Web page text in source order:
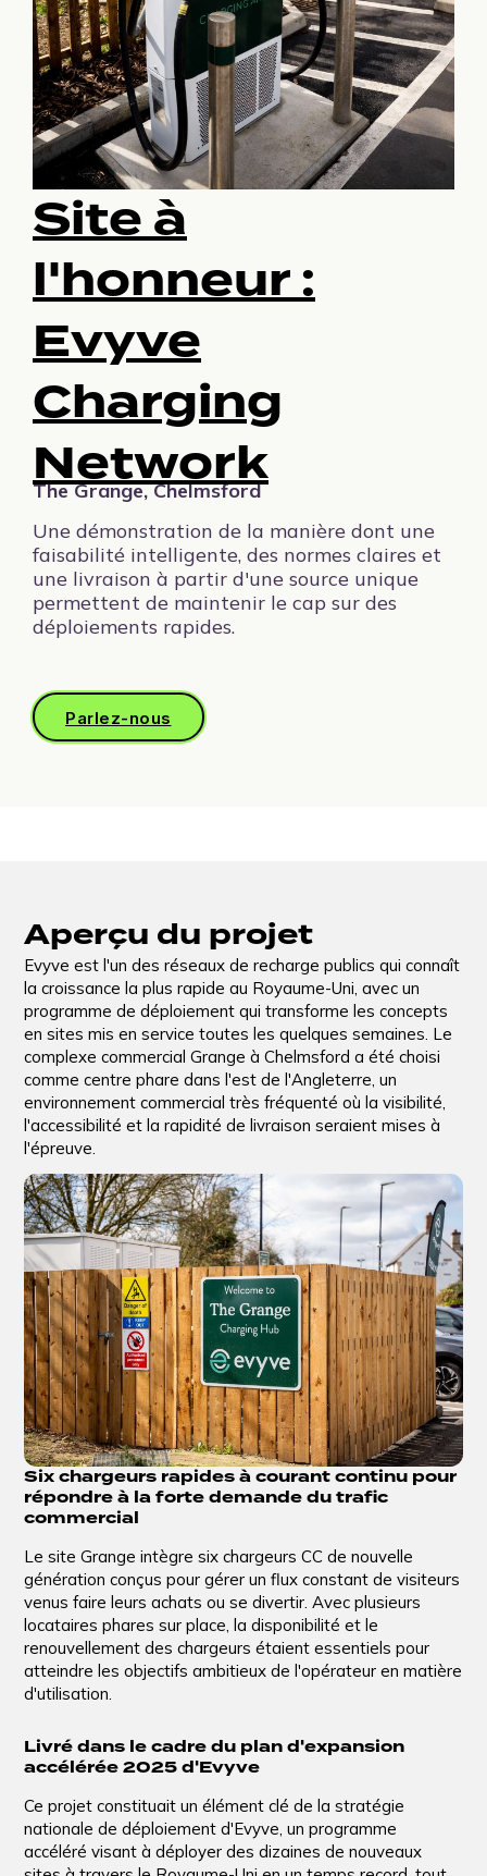
Site à
l'honneur :
Evyve
Charging
Network
The Grange, Chelmsford
Une démonstration de la manière dont une
faisabilité intelligente, des normes claires et
une livraison à partir d'une source unique
permettent de maintenir le cap sur des
déploiements rapides.
Parlez-nous
Aperçu du projet
Evyve est l'un des réseaux de recharge publics qui connaît
la croissance la plus rapide au Royaume-Uni, avec un
programme de déploiement qui transforme les concepts
en sites mis en service toutes les quelques semaines. Le
complexe commercial Grange à Chelmsford a été choisi
comme centre phare dans l'est de l'Angleterre, un
environnement commercial très fréquenté où la visibilité,
l'accessibilité et la rapidité de livraison seraient mises à
l'épreuve.
Six chargeurs rapides à courant continu pour
répondre à la forte demande du trafic
commercial
Le site Grange intègre six chargeurs CC de nouvelle
génération conçus pour gérer un flux constant de visiteurs
venus faire leurs achats ou se divertir. Avec plusieurs
locataires phares sur place, la disponibilité et le
renouvellement des chargeurs étaient essentiels pour
atteindre les objectifs ambitieux de l'opérateur en matière
d'utilisation.
Livré dans le cadre du plan d'expansion
accélérée 2025 d'Evyve
Ce projet constituait un élément clé de la stratégie
nationale de déploiement d'Evyve, un programme
accéléré visant à déployer des dizaines de nouveaux